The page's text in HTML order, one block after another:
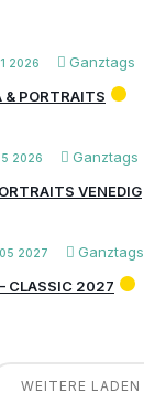
2026
Ganztags
& PORTRAITS
2026 Ganztags
VENEDIG
2027
Ganztags
CLASSIC 2027
WEITERE LADEN